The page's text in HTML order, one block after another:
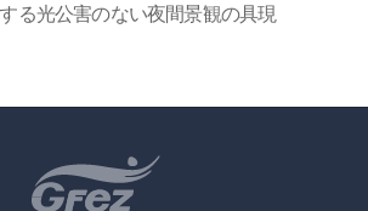
る光公害のない夜間景観の具現